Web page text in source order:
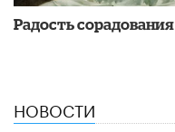
Радость сорадования
НОВОСТИ